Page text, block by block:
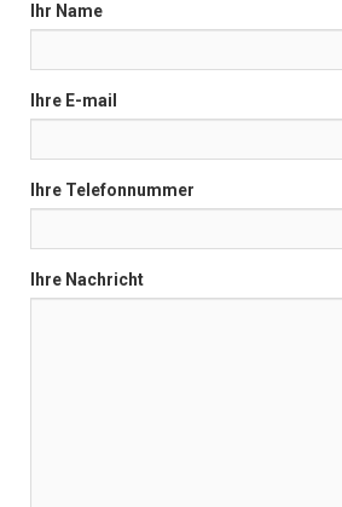
Ihr Name
Ihre E-mail
Ihre Telefonnummer
Ihre Nachricht